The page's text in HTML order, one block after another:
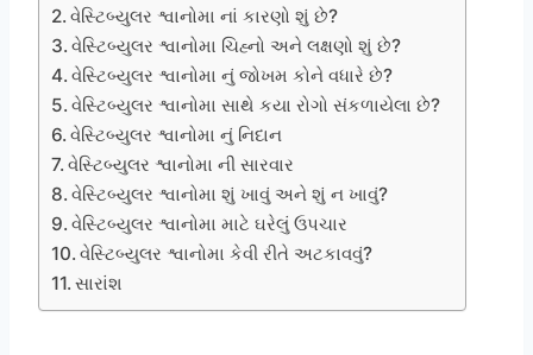
વેસ્ટિબ્યુલર શ્વાનોમા નાં કારણો શું છે?
વેસ્ટિબ્યુલર શ્વાનોમા ચિહ્નો અને લક્ષણો શું છે?
વેસ્ટિબ્યુલર શ્વાનોમા નું જોખમ કોને વધારે છે?
વેસ્ટિબ્યુલર શ્વાનોમા સાથે કયા રોગો સંકળાયેલા છે?
વેસ્ટિબ્યુલર શ્વાનોમા નું નિદાન
વેસ્ટિબ્યુલર શ્વાનોમા ની સારવાર
વેસ્ટિબ્યુલર શ્વાનોમા શું ખાવું અને શું ન ખાવું?
વેસ્ટિબ્યુલર શ્વાનોમા માટે ઘરેલું ઉપચાર
વેસ્ટિબ્યુલર શ્વાનોમા કેવી રીતે અટકાવવું?
સારાંશ